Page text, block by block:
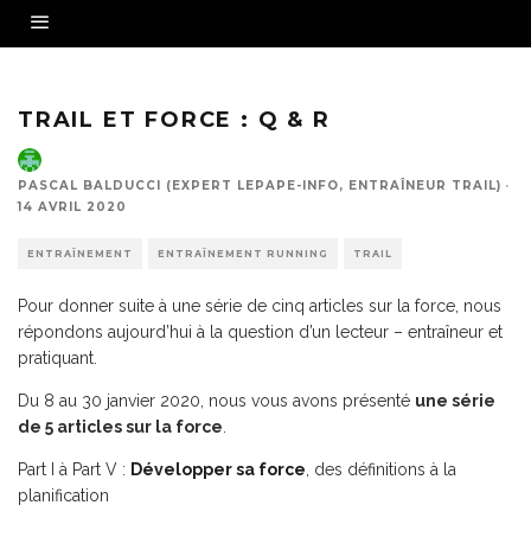
TRAIL ET FORCE : Q & R
PASCAL BALDUCCI (EXPERT LEPAPE-INFO, ENTRAÎNEUR TRAIL) ·
14 AVRIL 2020
ENTRAÎNEMENT ENTRAÎNEMENT RUNNING TRAIL
Pour donner suite à une série de cinq articles sur la force, nous
répondons aujourd’hui à la question d’un lecteur – entraîneur et
pratiquant.
Du 8 au 30 janvier 2020, nous vous avons présenté une série
de 5 articles sur la force
Part I à Part V : Développer sa force , des définitions à la
planification